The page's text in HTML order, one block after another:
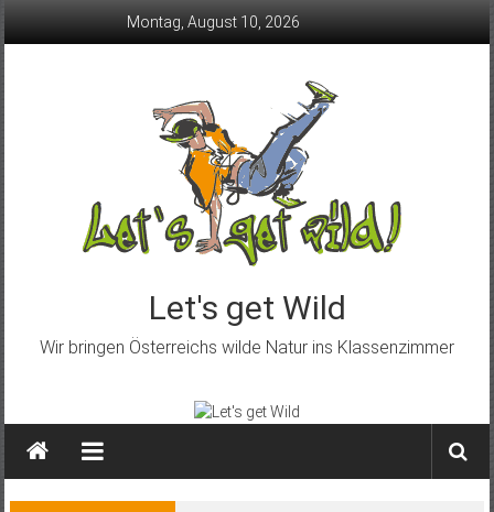
Montag, August 10, 2026
Let's get Wild
Wir bringen Österreichs wilde Natur ins Klassenzimmer